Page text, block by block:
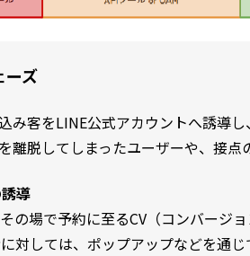
ーズ
み客をLINE公式アカウントへ誘導
離脱してしまったユーザーや、接点
導
の場で予約に至るCV（コンバージ
対しては、ポップアップなどを通